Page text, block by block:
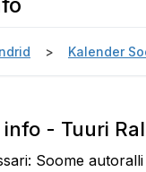
Kalender
info - Tuuri
Soome